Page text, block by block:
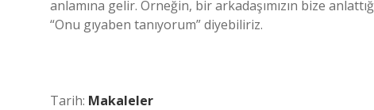
anlamına gelir. Örneğin, bir arkadaşımızın bize
“Onu gıyaben tanıyorum” diyebiliriz.
Tarih: Makaleler